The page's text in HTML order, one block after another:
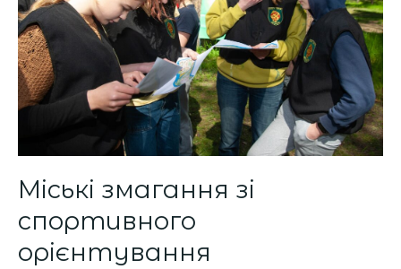
Міські змагання зі
спортивного
орієнтування
орієнтування